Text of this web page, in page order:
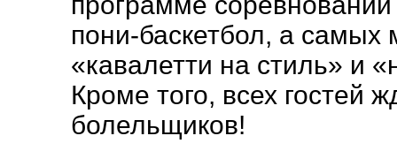
пони-баскетбол, а
«кавалетти на стиль» и
Кроме того, всех гостей
болельщиков!